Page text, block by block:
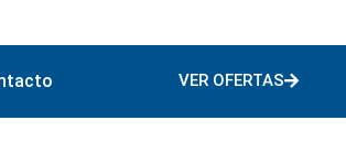
VER OFERTAS